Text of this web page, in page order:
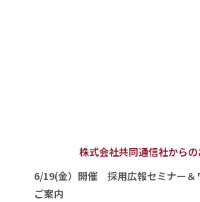
株式会社共同通信社から
6/19(金）開催 採用広報セミナー＆
ご案内